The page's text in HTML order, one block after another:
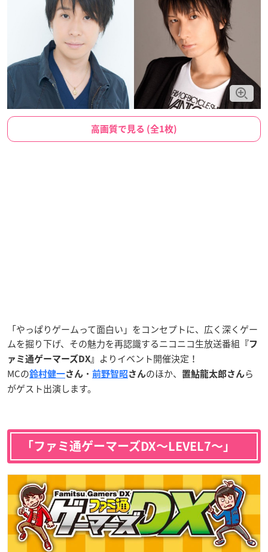
高画質で見る (全1枚)
「やっぱりゲームって面白い」をコンセプトに、広く深くゲー
ムを掘り下げ、その魅力を再認識するニコニコ生放送番組 『フ
ァミ通ゲーマーズDX』
よりイベント開催決定！
MCの鈴村健一さん ・ 前野智昭 さんのほか、 置鮎龍太郎さんら
がゲスト出演します。
「ファミ通ゲーマーズDX〜LEVEL7〜」